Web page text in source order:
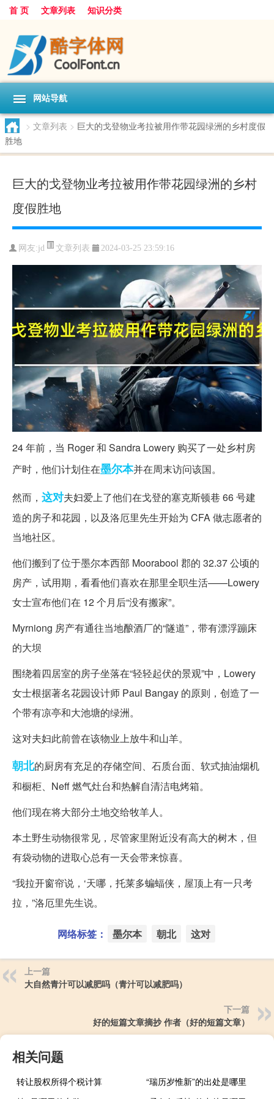
首 页 文章列表 知识分类
网站导航
> 文章列表 > 巨大的戈登物业考拉被用作带花园绿洲的乡村度假
胜地
巨大的戈登物业考拉被用作带花园绿洲的乡村
度假胜地
网友:jd 文章列表 2024-03-25 23:59:16
24 年前，当 Roger 和 Sandra Lowery 购买了一处乡村房
产时，他们计划住在墨尔本并在周末访问该国。
然而， 这对夫妇爱上了他们在戈登的塞克斯顿巷 66 号建
造的房子和花园，以及洛厄里先生开始为 CFA 做志愿者的
当地社区。
他们搬到了位于墨尔本西部 Moorabool 郡的 32.37 公顷的
房产，试用期，看看他们喜欢在那里全职生活——Lowery
女士宣布他们在 12 个月后“没有搬家”。
Myrniong 房产有通往当地酿酒厂的“隧道”，带有漂浮蹦床
的大坝
围绕着四居室的房子坐落在“轻轻起伏的景观”中，Lowery
女士根据著名花园设计师 Paul Bangay 的原则，创造了一
个带有凉亭和大池塘的绿洲。
这对夫妇此前曾在该物业上放牛和山羊。
朝北的厨房有充足的存储空间、石质台面、软式抽油烟机
和橱柜、Neff 燃气灶台和热解自清洁电烤箱。
他们现在将大部分土地交给牧羊人。
本土野生动物很常见，尽管家里附近没有高大的树木，但
有袋动物的进取心总有一天会带来惊喜。
“我拉开窗帘说，‘天哪，托莱多蝙蝠侠，屋顶上有一只考
拉，”洛厄里先生说。
网络标签： 墨尔本 朝北 这对
上一篇
大自然青汁可以减肥吗（青汁可以减肥吗）
下一篇
好的短篇文章摘抄 作者（好的短篇文章）
相关问题
转让股权所得个税计算
“瑞历岁惟新”的出处是哪里